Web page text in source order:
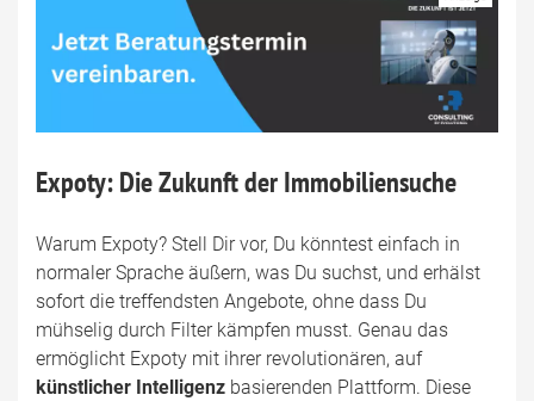
Expoty: Die Zukunft der Immobiliensuche
Warum Expoty? Stell Dir vor, Du könntest einfach in
normaler Sprache äußern, was Du suchst, und erhälst
sofort die treffendsten Angebote, ohne dass Du
mühselig durch Filter kämpfen musst. Genau das
ermöglicht Expoty mit ihrer revolutionären, auf
künstlicher Intelligenz basierenden Plattform. Diese